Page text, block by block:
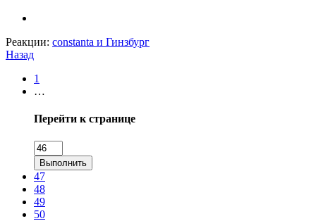
Реакции: constanta и Гинзбург
Назад
1
…
Перейти к странице
Выполнить
47
48
49
50